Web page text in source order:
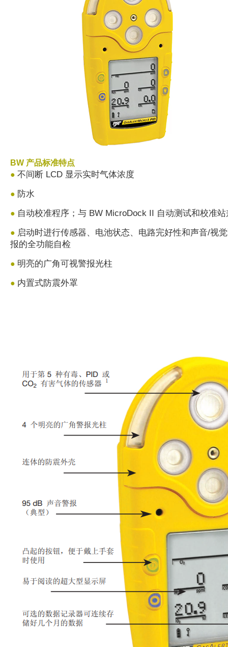
BW 产品标准特点
● 不间断 LCD 显示实时气体浓度
● 防水
● 自动校准程序；与 BW MicroDock II 自动测试和校准站
● 启动时进行传感器、电池状态、电路完好性和声音/视
报的全功能自检
● 明亮的广角可视警报光柱
● 内置式防震外罩